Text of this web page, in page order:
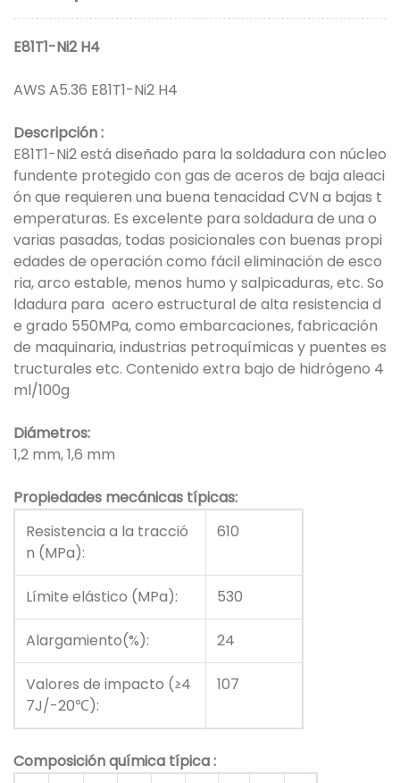
E81T1-Ni2 H4
AWS A5.36 E81T1-Ni2 H4
Descripción:
E81T1-Ni2 está diseñado para la soldadura con núcleo
fundente protegido con gas de aceros de baja aleaci
ón que requieren una buena tenacidad CVN a bajas t
emperaturas. Es excelente para soldadura de una o
varias pasadas, todas posicionales con buenas propi
edades de operación como fácil eliminación de esco
ria, arco estable, menos humo y salpicaduras, etc. So
ldadura para acero estructural de alta resistencia d
e grado 550MPa, como embarcaciones, fabricación
de maquinaria, industrias petroquímicas y puentes es
tructurales etc. Contenido extra bajo de hidrógeno 4
ml/100g
Diámetros:
1,2 mm, 1,6 mm
Propiedades mecánicas típicas:
Resistencia a la tracció
n (MPa):
610
Límite elástico (MPa): 530
Alargamiento(%): 24
Valores de impacto (≥4
7J/-20℃):
107
Composición química típica: